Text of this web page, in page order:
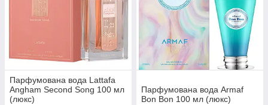
Парфумована вода Lattafa
Angham Second Song 100 мл
(люкс)
Парфумована вода Armaf
Bon Bon 100 мл (люкс)